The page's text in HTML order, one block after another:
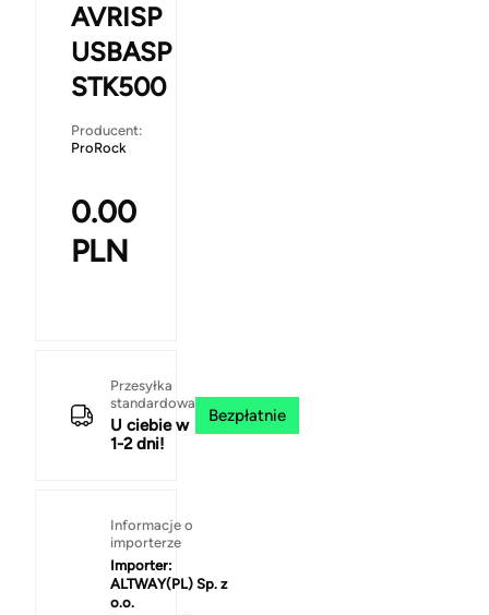
AVRISP
USBASP
STK500
Producent:
ProRock
0.00
PLN
Przesyłka
standardowa
U ciebie w
1-2 dni!
Bezpłatnie
Informacje o
importerze
Importer:
ALTWAY(PL) Sp. z
o.o.